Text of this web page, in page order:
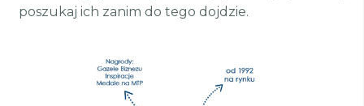
poszukaj ich zanim do tego dojdzie.